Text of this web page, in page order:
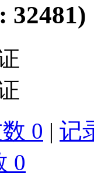
32481)
0 | 记
0